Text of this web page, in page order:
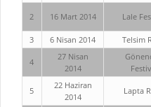
2 16 Mart 2014 Lale
3
6 Nisan 2014 Telsim
4
27 Nisan
2014
5
22 Haziran
2014
Lapta